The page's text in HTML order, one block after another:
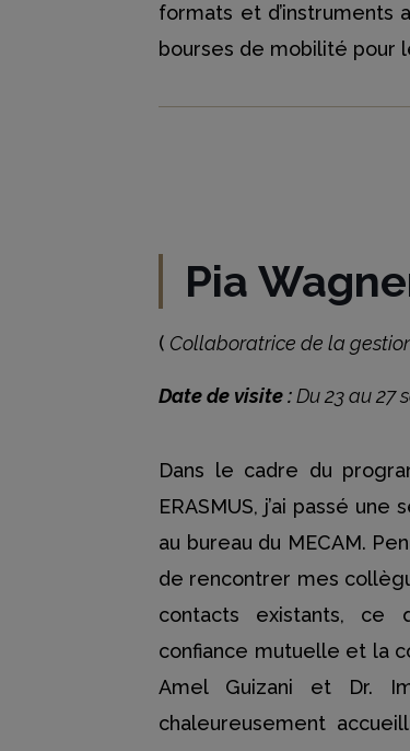
formats et d’instruments
bourses de mobilité pour
Pia
( Collaboratrice de la
Date de visite :Du 23 au 27
Dans le cadre du
ERASMUS, j’ai passé
au bureau du MECAM.
de rencontrer mes
contacts existants, ce
confiance mutuelle et la
Amel Guizani et Dr.
chaleureusement